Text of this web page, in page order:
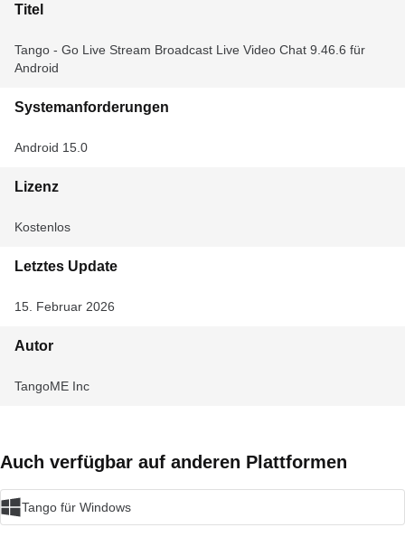
Titel
Tango - Go Live Stream Broadcast Live Video Chat 9.46.6 für
Android
Systemanforderungen
Android 15.0
Lizenz
Kostenlos
Letztes Update
15. Februar 2026
Autor
TangoME Inc
Auch verfügbar auf anderen Plattformen
Tango für Windows